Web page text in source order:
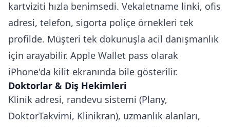
kartviziti hızla benimsedi. Vekaletname linki, ofis
adresi, telefon, sigorta poliçe örnekleri tek
profilde. Müşteri tek dokunuşla acil danışmanlık
için arayabilir. Apple Wallet pass olarak
iPhone'da kilit ekranında bile gösterilir.
Doktorlar & Diş Hekimleri
Klinik adresi, randevu sistemi (Plany,
DoktorTakvimi, Klinikran), uzmanlık alanları,